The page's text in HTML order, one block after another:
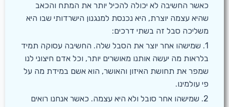
כאשר החשיבה לא יכולה להכיל יותר את המתח והכאב
שהיא עצמה יוצרת, היא נכנסת למנגנון הישרדותי שבו היא
משליכה סבל זה בשתי דרכים:
1. שמישהו אחר יוצר את הסבל שלה. החשיבה עסוקה תמיד
בלראות מה יעשה אותנו מאושרים יותר, וכל אדם חיצוני לנו
שמפר את תחושת האיזון והאושר, הוא אשם במידת מה על
פי עולמינו.
2. שמישהו אחר סובל ולא היא עצמה. כאשר אנחנו רואים